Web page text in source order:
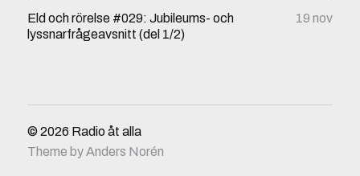
Eld och rörelse #029: Jubileums- och
lyssnarfrågeavsnitt (del 1/2)
19 nov
© 2026 Radio åt alla
Theme byAnders Norén